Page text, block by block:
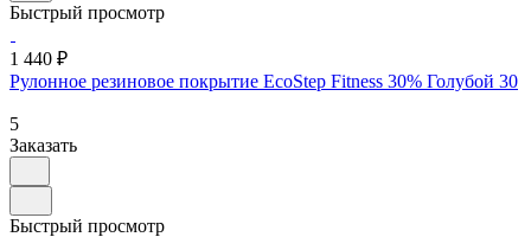
Быстрый просмотр
1 440 ₽
Рулонное резиновое покрытие EcoStep Fitness 30% Голубой 30
5
Заказать
Быстрый просмотр